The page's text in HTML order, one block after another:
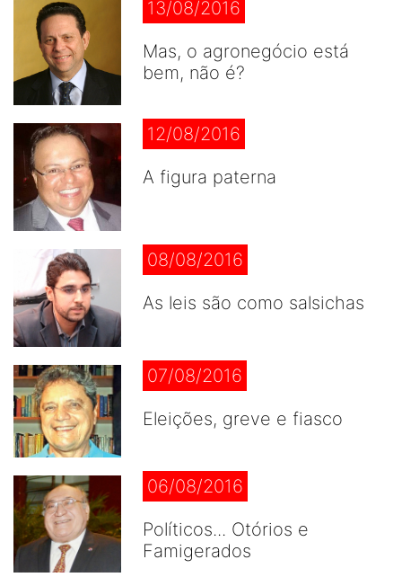
13/08/2016
Mas, o agronegócio está
bem, não é?
12/08/2016
A figura paterna
08/08/2016
As leis são como salsichas
07/08/2016
Eleições, greve e fiasco
06/08/2016
Políticos... Otórios e
Famigerados